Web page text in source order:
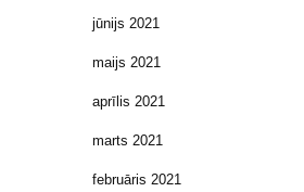
jūnijs 2021
maijs 2021
aprīlis 2021
marts 2021
februāris 2021